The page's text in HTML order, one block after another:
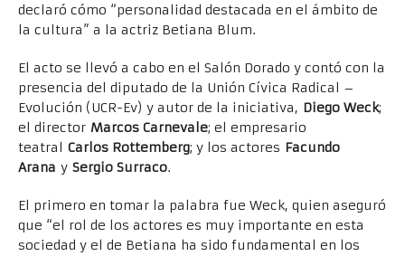
declaró cómo “personalidad destacada en el ámbito de
la cultura” a la actriz Betiana Blum.
El acto se llevó a cabo en el Salón Dorado y contó con la
presencia del diputado de la Unión Cívica Radical –
Evolución (UCR-Ev) y autor de la iniciativa, Diego Weck;
el director Marcos Carnevale; el empresario
teatral Carlos Rottemberg; y los actores Facundo
Arana y Sergio Surraco.
El primero en tomar la palabra fue Weck, quien aseguró
que “el rol de los actores es muy importante en esta
sociedad y el de Betiana ha sido fundamental en los